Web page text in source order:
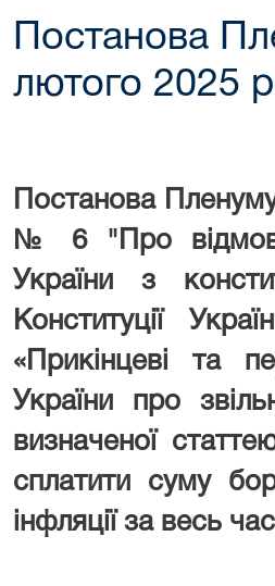
Постанова
лютого 2025
Постанова
№ 6 " Про
України з
Конституції
«Прикінцеві та
України про
визначеної
сплатити суму
інфляції за весь